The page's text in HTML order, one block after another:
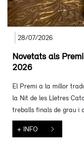
28/07/2026
Novetats als
2026
El Premi a la millor
la Nit de les Lletres
treballs finals de grau i
+ INFO